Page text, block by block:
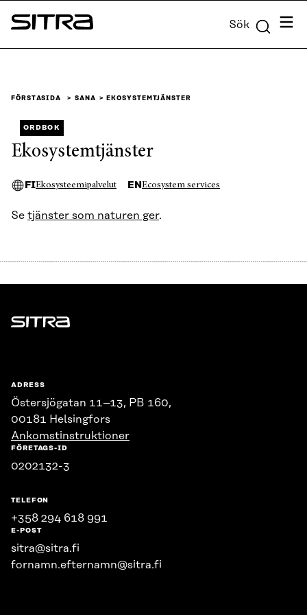
Skip to
content
Sitra Sök Meny
FÖRSTASIDA SANA EKOSYSTEMTJÄNSTER
ORDBOK
Ekosystemtjänster
FIEkosysteemipalvelut EN Ecosystem services
Se tjänster som naturen ger.
Sitra
ADRESS
Östersjögatan 11–13, PB 160,
00181 Helsingfors
Ankomstinstruktioner
FÖRETAGS-ID
0202132-3
TELEFON
+358 294 618 991
E-POST
sitra@sitra.fi
fornamn.efternamn@sitra.fi